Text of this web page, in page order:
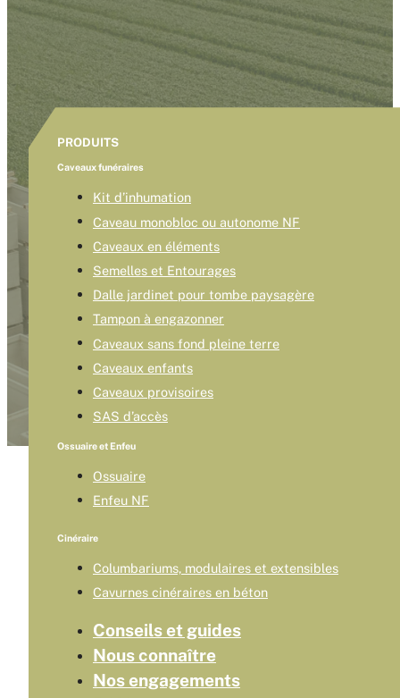
PRODUITS
Caveaux funéraires
Kit d’inhumation
Caveau monobloc ou autonome NF
Caveaux en éléments
Semelles et Entourages
Dalle jardinet pour tombe paysagère
Tampon à engazonner
Caveaux sans fond pleine terre
Caveaux enfants
Caveaux provisoires
SAS d’accès
Ossuaire et Enfeu
Ossuaire
Enfeu NF
Cinéraire
Columbariums, modulaires et extensibles
Cavurnes cinéraires en béton
Conseils et guides
Nous connaître
Nos engagements